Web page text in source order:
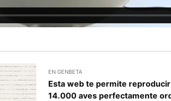
EN GENBETA
Esta web te permite
14.000 aves perfectamente